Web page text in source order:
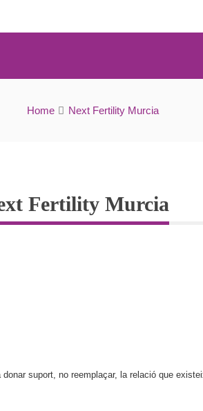
de Next Fertility Murcia
0
Home Next Fertility Murcia
Fertility Murcia
suport, no reemplaçar, la relació que